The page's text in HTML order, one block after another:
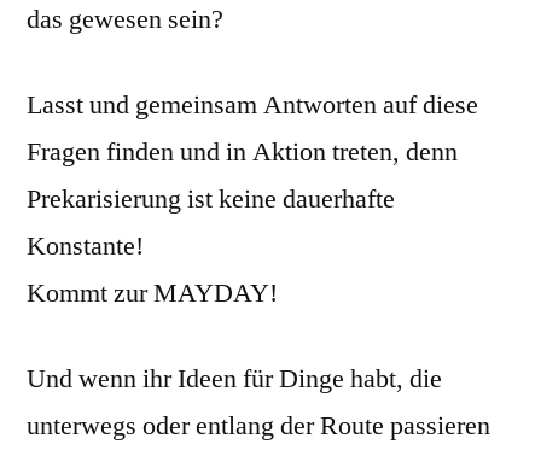
das gewesen sein?
Lasst und gemeinsam Antworten auf diese
Fragen finden und in Aktion treten, denn
Prekarisierung ist keine dauerhafte
Konstante!
Kommt zur MAYDAY!
Und wenn ihr Ideen für Dinge habt, die
unterwegs oder entlang der Route passieren